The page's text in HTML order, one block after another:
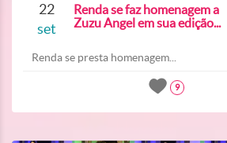
22
set
Renda se faz homenagem a
Zuzu Angel em sua edição...
Renda se presta homenagem...
9